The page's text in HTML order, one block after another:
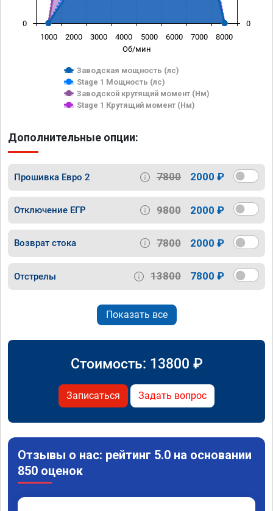
Об/мин
Заводская мощность (лс)
Stage 1 Мощность (лс)
Заводской крутящий момент (Нм)
Stage 1 Крутящий момент (Нм)
1000 2000 3000 4000 5000 6000 7000 8000
0 0
Дополнительные опции:
Прошивка Евро 2 7800 2000 ₽
Отключение ЕГР 9800 2000 ₽
Возврат стока 7800 2000 ₽
Отстрелы 13800 7800 ₽
Показать все
Стоимость: 13800 ₽
Записаться Задать вопрос
Отзывы о нас: рейтинг 5.0 на основании
850 оценок